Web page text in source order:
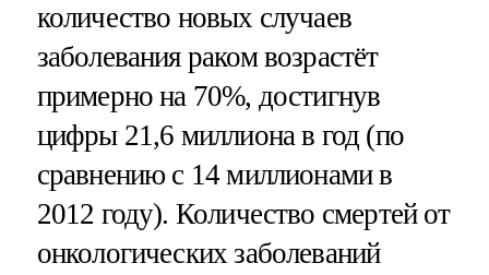
количество новых случаев
заболевания раком возрастёт
примерно на 70%, достигнув
цифры 21,6 миллиона в год (по
сравнению с 14 миллионами в
2012 году). Количество смертей от
онкологических заболеваний